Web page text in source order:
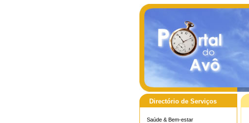
Directório de Serviços
Saúde & Bem-estar